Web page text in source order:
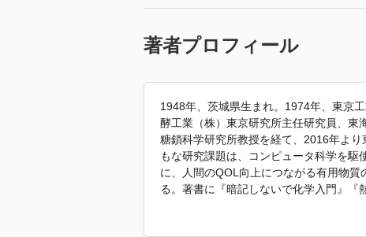
著者プロフィール
1948年、茨城県生まれ。1974年、東京
酵工業（株）東京研究所主任研究員、東
糖鎖科学研究所教授を経て、2016年よ
もな研究課題は、コンピュータ科学を駆
に、人間のQOL向上につながる有用物
る。著書に『暗記しないで化学入門』